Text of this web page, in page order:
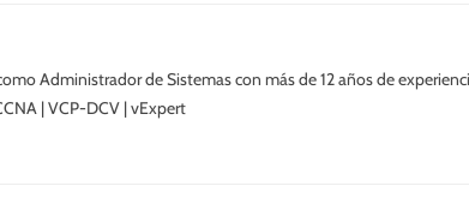
Administrador de Sistemas con más de 12 años de
| VCP-DCV | vExpert